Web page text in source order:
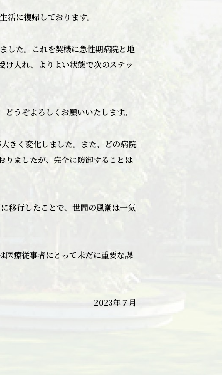
に復帰しております。
した。これを契機に急性期病院と地
け入れ、よりよい状態で次のステッ
うぞよろしくお願いいたします。
きく変化しました。また、どの病院
りましたが、完全に防御することは
移行したことで、世間の風潮は一気
医療従事者にとって未だに重要な課
2023年７月